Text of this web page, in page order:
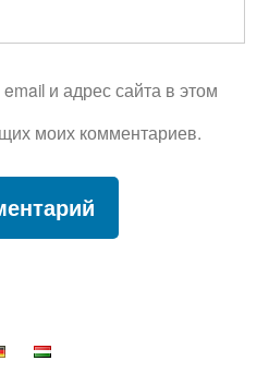
и адрес сайта в этом
моих комментариев.